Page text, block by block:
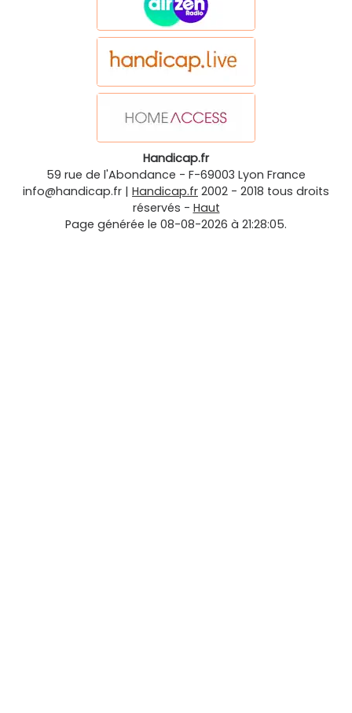
Handicap.fr
59 rue de l'Abondance - F-69003 Lyon France
info@handicap.fr | Handicap.fr 2002 - 2018 tous droits
réservés - Haut
Page générée le 08-08-2026 à 21:28:05.